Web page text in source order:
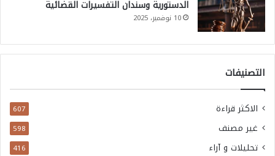
الدستورية وسندان التفسيرات القضائية
10 نوفمبر، 2025
التصنيفات
الاكثر قراءة 607
غير مصنف 598
تحليلات و آراء 416